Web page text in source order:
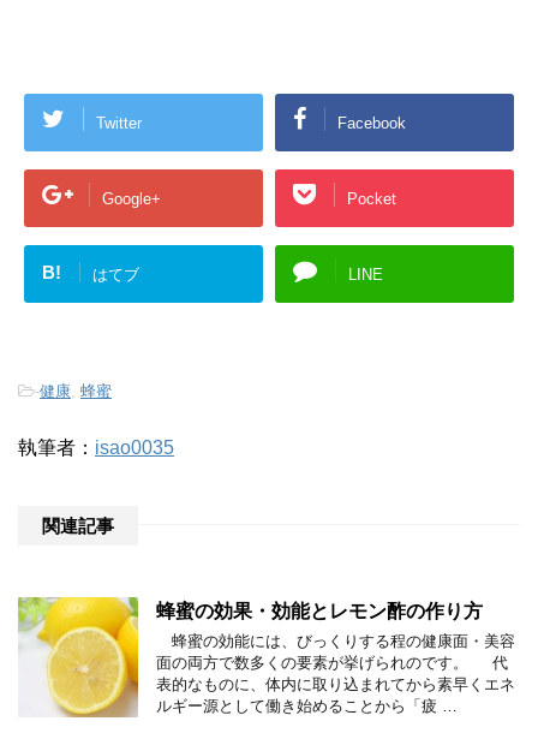
Twitter Facebook
Google+ Pocket
B! はてブ LINE
-健康, 蜂蜜
執筆者： isao0035
関連記事
蜂蜜の効果・効能とレモン酢の作り方
蜂蜜の効能には、びっくりする程の健康面・美容
面の両方で数多くの要素が挙げられのです。 代
表的なものに、体内に取り込まれてから素早くエネ
ルギー源として働き始めることから「疲 …